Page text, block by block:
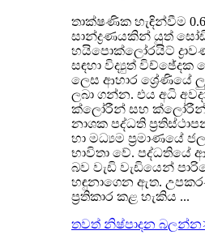
තාක්ෂණික හැඳින්වීම 0.6-
සාන්ද්‍රණයකින් යුත්
හයිපොක්ලෝරයිට්
සඳහා විද්‍යුත් විච්ඡේදක
ලෙස ආහාර ශ්‍රේණියේ
ලබා ගන්න. එය අධි
ක්ලෝරීන් සහ
නාශක පද්ධති
හා මධ්‍යම ප්‍රමාණයේ
භාවිතා වේ. පද්ධතියේ
බව වැඩි වැඩියෙන්
හඳුනාගෙන ඇත.
ප්‍රතිකාර කළ හැකිය ...
තවත් නිෂ්පාදන බලන්න